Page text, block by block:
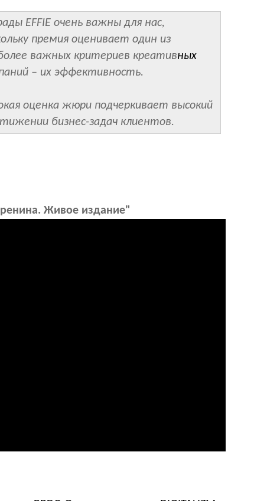
EFFIE очень важны для нас,
премия оценивает один из
важных критериев креативных
– их эффективность.
оценка жюри подчеркивает высокий
бизнес-задач клиентов.
Живое издание"